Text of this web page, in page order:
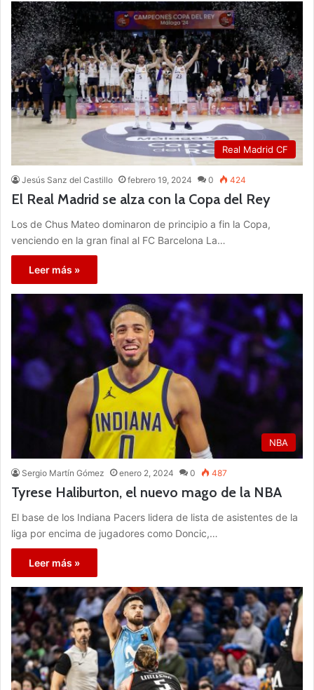
Real Madrid CF
Jesús Sanz del Castillo febrero 19, 2024 0 424
El Real Madrid se alza con la Copa del Rey
Los de Chus Mateo dominaron de principio a fin la Copa,
venciendo en la gran final al FC Barcelona La…
Leer más »
NBA
Sergio Martín Gómez enero 2, 2024 0 487
Tyrese Haliburton, el nuevo mago de la NBA
El base de los Indiana Pacers lidera de lista de asistentes de la
liga por encima de jugadores como Doncic,…
Leer más »